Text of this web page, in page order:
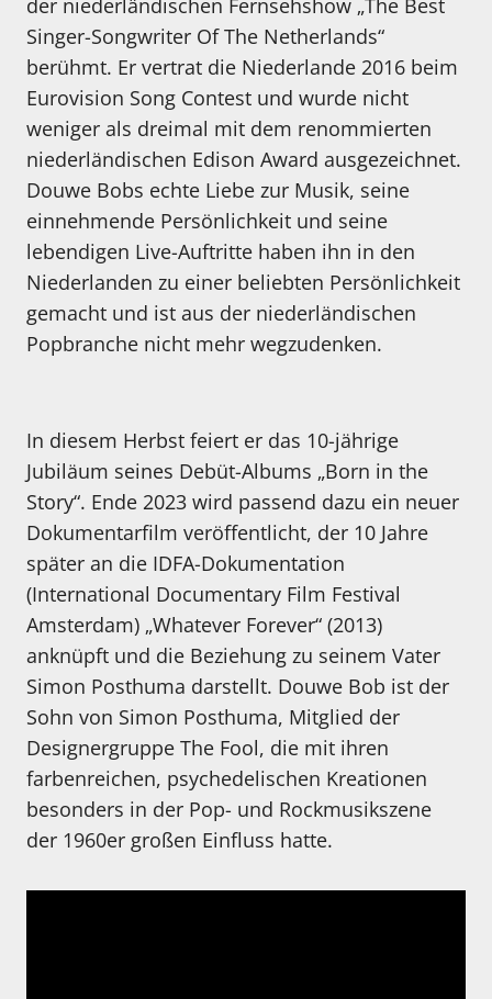
Singer-Songwriter Of The Netherlands“
berühmt. Er vertrat die Niederlande 2016 beim
Eurovision Song Contest und wurde nicht
weniger als dreimal mit dem renommierten
niederländischen Edison Award ausgezeichnet.
Douwe Bobs echte Liebe zur Musik, seine
einnehmende Persönlichkeit und seine
lebendigen Live-Auftritte haben ihn in den
Niederlanden zu einer beliebten Persönlichkeit
gemacht und ist aus der niederländischen
Popbranche nicht mehr wegzudenken.
In diesem Herbst feiert er das 10-jährige
Jubiläum seines Debüt-Albums „Born in the
Story“. Ende 2023 wird passend dazu ein neuer
Dokumentarfilm veröffentlicht, der 10 Jahre
später an die IDFA-Dokumentation
(International Documentary Film Festival
Amsterdam) „Whatever Forever“ (2013)
anknüpft und die Beziehung zu seinem Vater
Simon Posthuma darstellt. Douwe Bob ist der
Sohn von Simon Posthuma, Mitglied der
Designergruppe The Fool, die mit ihren
farbenreichen, psychedelischen Kreationen
besonders in der Pop- und Rockmusikszene
der 1960er großen Einfluss hatte.